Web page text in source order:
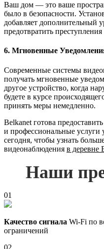
Ваш дом — это ваше
было в безопасности.
добавляет дополнительный
предотвратить
6. Мгновенные
Современные системы
получать мгновенные
другое устройство, когда
будете в курсе
принять меры немедленно.
Belkanet готова
и профессиональные услуги
сегодня, чтобы узнать
видеонаблюдения в деревне
Наши
01
Качество сигнала Wi-Fi по
ограничений
02